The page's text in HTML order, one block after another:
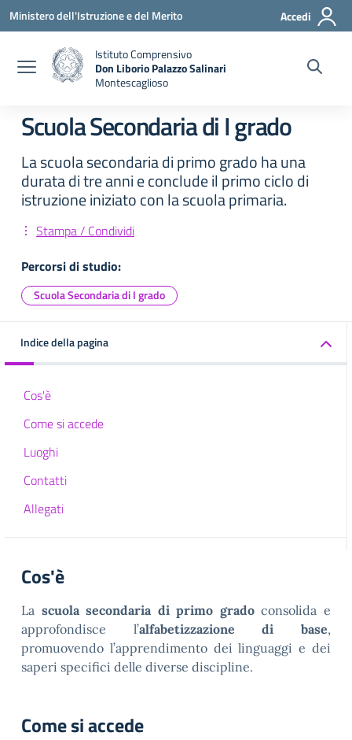
Vai ai contenuti
Vai al menu di navigazione
Vai al footer
Ministero dell'Istruzione e del Merito Accedi
Istituto Comprensivo
Don Liborio Palazzo Salinari
Montescaglioso
Scuola Secondaria di I grado
La scuola secondaria di primo grado ha una
durata di tre anni e conclude il primo ciclo di
istruzione iniziato con la scuola primaria.
Stampa / Condividi
Percorsi di studio:
Scuola Secondaria di I grado
Indice della pagina
Cos'è
Come si accede
Luoghi
Contatti
Allegati
Cos'è
La scuola secondaria di primo gradoconsolida e
approfondisce l’alfabetizzazione di base,
promuovendo l’apprendimento dei linguaggi e dei
saperi specifici delle diverse discipline.
Come si accede